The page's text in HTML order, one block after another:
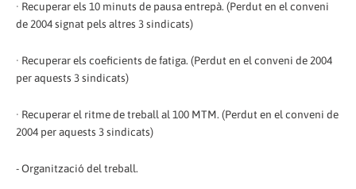
· Recuperar els 10 minuts de pausa entrepà. (Perdut en el conveni
de 2004 signat pels altres 3 sindicats)
· Recuperar els coeficients de fatiga. (Perdut en el conveni de 2004
per aquests 3 sindicats)
· Recuperar el ritme de treball al 100 MTM. (Perdut en el conveni de
2004 per aquests 3 sindicats)
- Organització del treball.